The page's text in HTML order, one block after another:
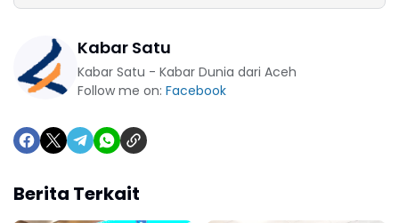
Kabar Satu
Kabar Satu - Kabar Dunia dari Aceh
Follow me on: Facebook
Berita Terkait